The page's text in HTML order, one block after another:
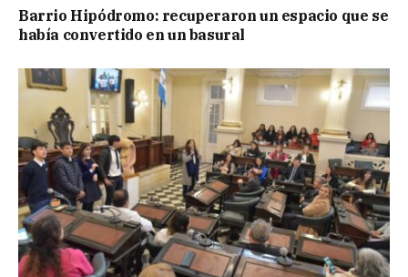
Barrio Hipódromo: recuperaron un espacio que se
había convertido en un basural